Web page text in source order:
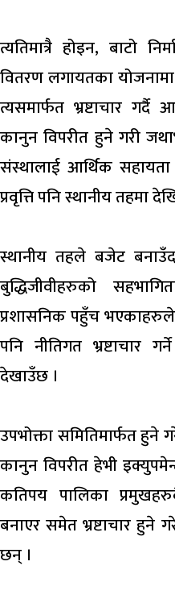
त्यतिमात्रै होइन, बाटो
वितरण लगायतका
त्यसमार्फत भ्रष्टाचार
कानुन विपरीत हुने गरी
संस्थालाई आर्थिक
प्रवृत्ति पनि स्थानीय तहमा
स्थानीय तहले बजेट
बुद्धिजीवीहरुको
प्रशासनिक पहुँच
पनि नीतिगत भ्रष्टाचार
देखाउँछ ।
उपभोक्ता समितिमार्फत हुने
कानुन विपरीत हेभी
कतिपय पालिका
बनाएर समेत भ्रष्टाचार हुने
छन् ।